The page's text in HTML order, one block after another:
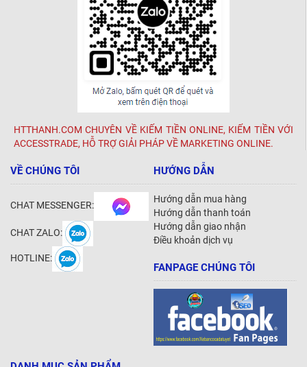
HTTHANH.COM CHUYÊN VỀ KIẾM TIỀN ONLINE, KIẾM TIỀN VỚI
ACCESSTRADE, HỖ TRỢ GIẢI PHÁP VỀ MARKETING ONLINE.
VỀ CHÚNG TÔI
CHAT MESSENGER:
CHAT ZALO:
HOTLINE:
HƯỚNG DẪN
Hướng dẫn mua hàng
Hướng dẫn thanh toán
Hướng dẫn giao nhận
Điều khoản dịch vụ
FANPAGE CHÚNG TÔI